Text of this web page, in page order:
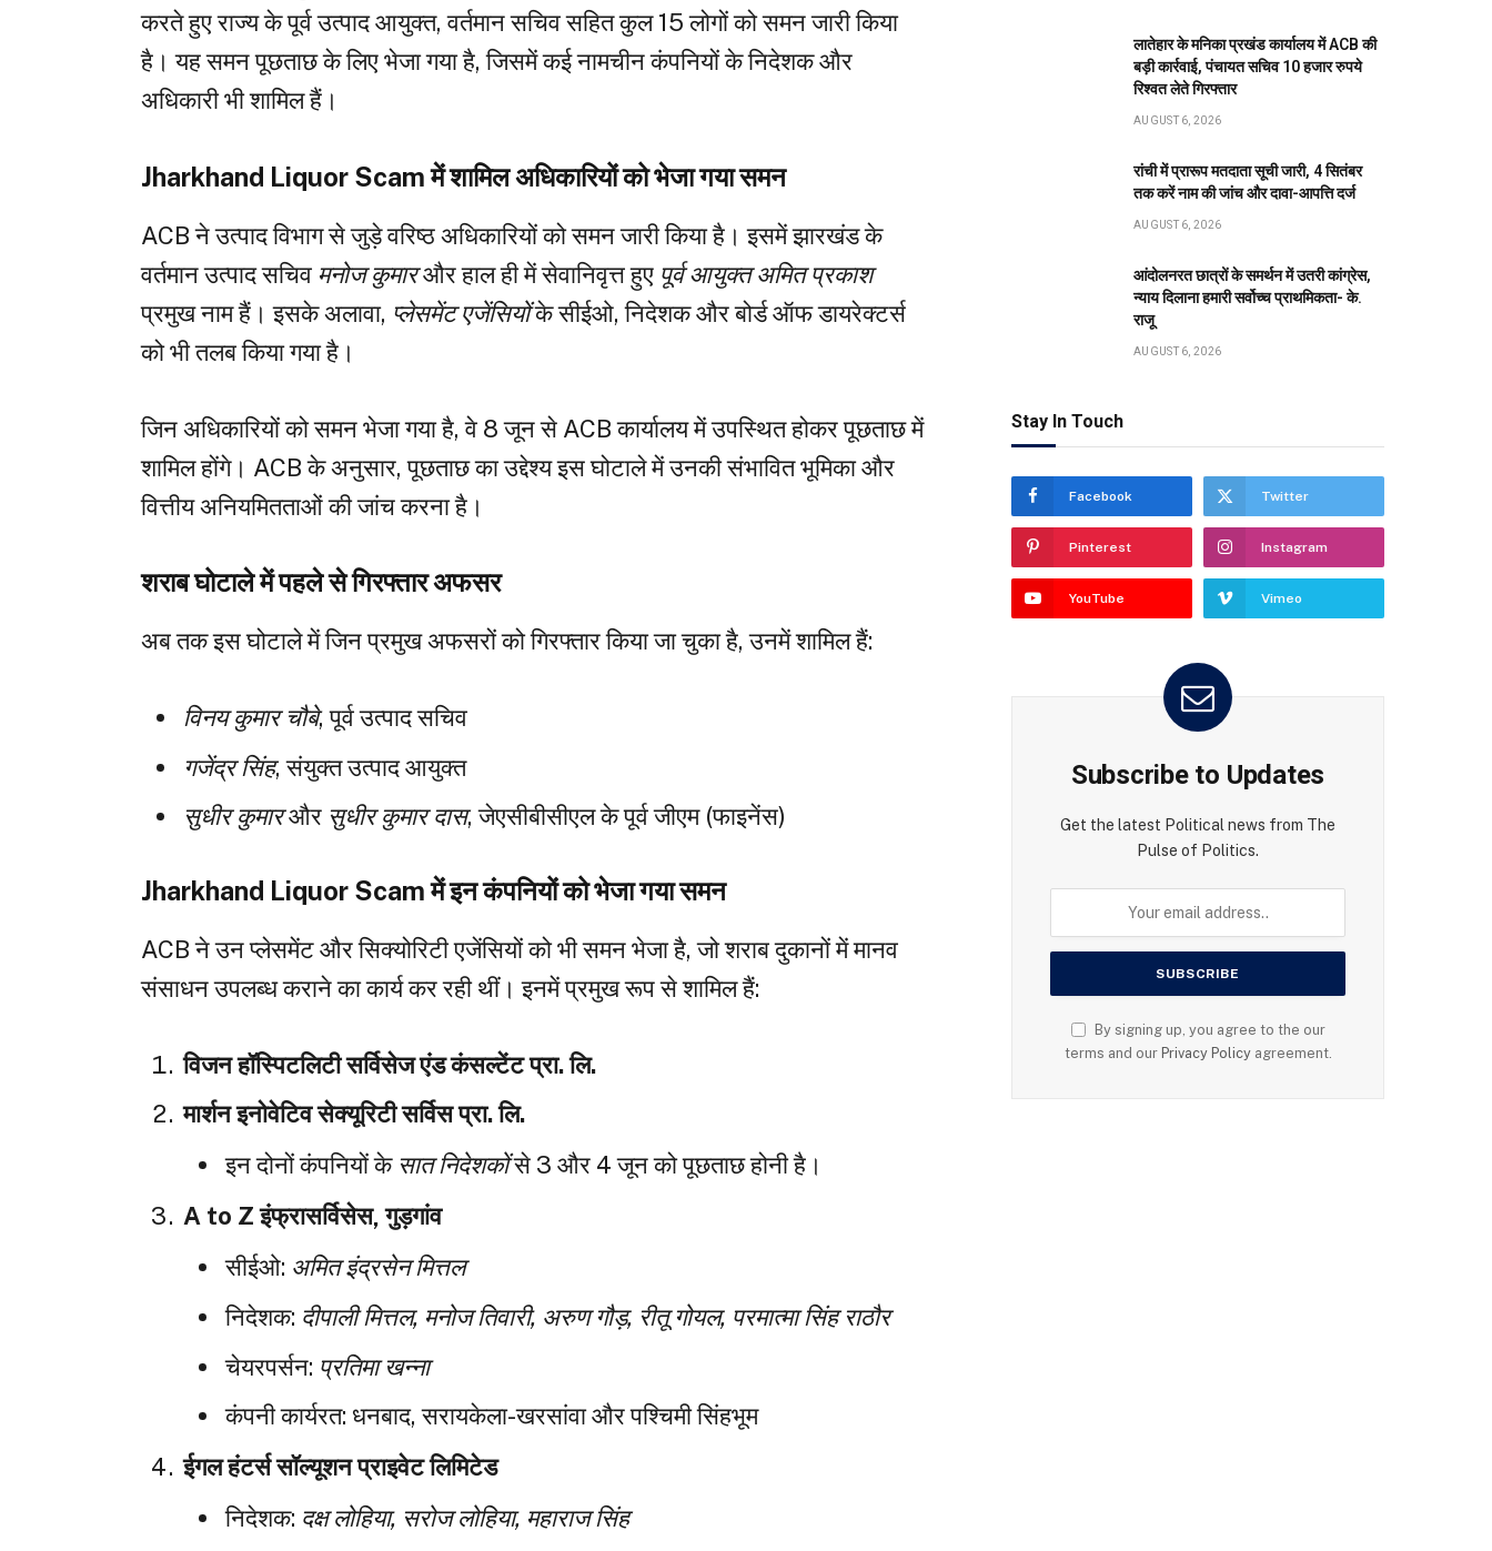
करते हुए राज्य के पूर्व उत्पाद आयुक्त, वर्तमान सचिव सहित कुल 15 लोगों को समन जारी किया
है। यह समन पूछताछ के लिए भेजा गया है, जिसमें कई नामचीन कंपनियों के निदेशक और
अधिकारी भी शामिल हैं।
Jharkhand Liquor Scam में शामिल अधिकारियों को भेजा गया समन
ACB ने उत्पाद विभाग से जुड़े वरिष्ठ अधिकारियों को समन जारी किया है। इसमें झारखंड के
वर्तमान उत्पाद सचिव मनोज कुमारऔर हाल ही में सेवानिवृत्त हुए पूर्व आयुक्त अमित प्रकाश
प्रमुख नाम हैं। इसके अलावा, प्लेसमेंट एजेंसियोंके सीईओ, निदेशक और बोर्ड ऑफ डायरेक्टर्स
को भी तलब किया गया है।
जिन अधिकारियों को समन भेजा गया है, वे 8 जून से ACB कार्यालय में उपस्थित होकर पूछताछ में
शामिल होंगे। ACB के अनुसार, पूछताछ का उद्देश्य इस घोटाले में उनकी संभावित भूमिका और
वित्तीय अनियमितताओं की जांच करना है।
शराब घोटाले में पहले से गिरफ्तार अफसर
अब तक इस घोटाले में जिन प्रमुख अफसरों को गिरफ्तार किया जा चुका है, उनमें शामिल हैं:
विनय कुमार चौबे, पूर्व उत्पाद सचिव
गजेंद्र सिंह, संयुक्त उत्पाद आयुक्त
सुधीर कुमारऔर सुधीर कुमार दास, जेएसीबीसीएल के पूर्व जीएम (फाइनेंस)
Jharkhand Liquor Scam में इन कंपनियों को भेजा गया समन
ACB ने उन प्लेसमेंट और सिक्योरिटी एजेंसियों को भी समन भेजा है, जो शराब दुकानों में मानव
संसाधन उपलब्ध कराने का कार्य कर रही थीं। इनमें प्रमुख रूप से शामिल हैं:
विजन हॉस्पिटलिटी सर्विसेज एंड कंसल्टेंट प्रा. लि.
मार्शन इनोवेटिव सेक्यूरिटी सर्विस प्रा. लि.
इन दोनों कंपनियों के सात निदेशकोंसे 3 और 4 जून को पूछताछ होनी है।
A to Z इंफ्रासर्विसेस, गुड़गांव
सीईओ: अमित इंद्रसेन मित्तल
निदेशक: दीपाली मित्तल, मनोज तिवारी, अरुण गौड़, रीतू गोयल, परमात्मा सिंह राठौर
चेयरपर्सन: प्रतिमा खन्ना
कंपनी कार्यरत: धनबाद, सरायकेला-खरसांवा और पश्चिमी सिंहभूम
ईगल हंटर्स सॉल्यूशन प्राइवेट लिमिटेड
निदेशक: दक्ष लोहिया, सरोज लोहिया, महाराज सिंह
लातेहार के मनिका प्रखंड कार्यालय में ACB की
बड़ी कार्रवाई, पंचायत सचिव 10 हजार रुपये
रिश्वत लेते गिरफ्तार
AUGUST 6, 2026
रांची में प्रारूप मतदाता सूची जारी, 4 सितंबर
तक करें नाम की जांच और दावा-आपत्ति दर्ज
AUGUST 6, 2026
आंदोलनरत छात्रों के समर्थन में उतरी कांग्रेस,
न्याय दिलाना हमारी सर्वोच्च प्राथमिकता- के.
राजू
AUGUST 6, 2026
Stay In Touch
Facebook Twitter
Pinterest Instagram
YouTube Vimeo
Subscribe to Updates
Get the latest Political news from The
Pulse of Politics.
By signing up, you agree to the our
terms and our Privacy Policyagreement.